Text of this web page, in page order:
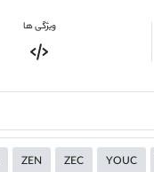
ویژگی ها
ZEN ZEC YOUC